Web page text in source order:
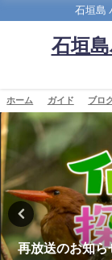
石垣島
石垣
ホーム ガイド ブロ
再放送のお知